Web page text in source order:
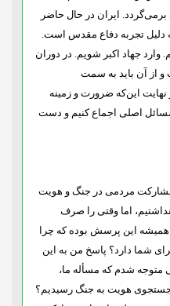
برمی‌گردد. ایران در حال حاضر
دلیل تجربه دفاع مقدس است.
وارد جهاد اکبر شویم. در دوران
از آن باید به سمت
این‌که ضرورت و زمینه
اصلی اجماع کنیم و دست
مردمی در جنگ و هویت
اما وقتی را صرف
همیشه این پرسش بوده که چرا
شما دارد؟ پاسخ من به این
شدم که مسأله ما،
هویت به جنگ رسیدیم؟